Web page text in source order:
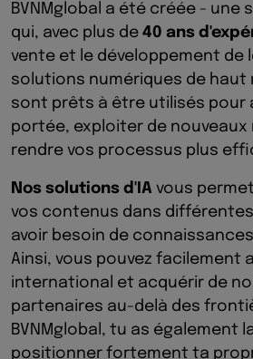
BVNMglobal a été créée -
qui, avec plus de 40 ans
vente et le développement de
solutions numériques de haut
sont prêts à être utilisés pour
portée, exploiter de nouveaux
rendre vos processus plus
Nos solutions d'IA vous
vos contenus dans
avoir besoin de
Ainsi, vous pouvez facilement
international et acquérir de
partenaires au-delà des
BVNMglobal, tu as également
positionner fortement ta